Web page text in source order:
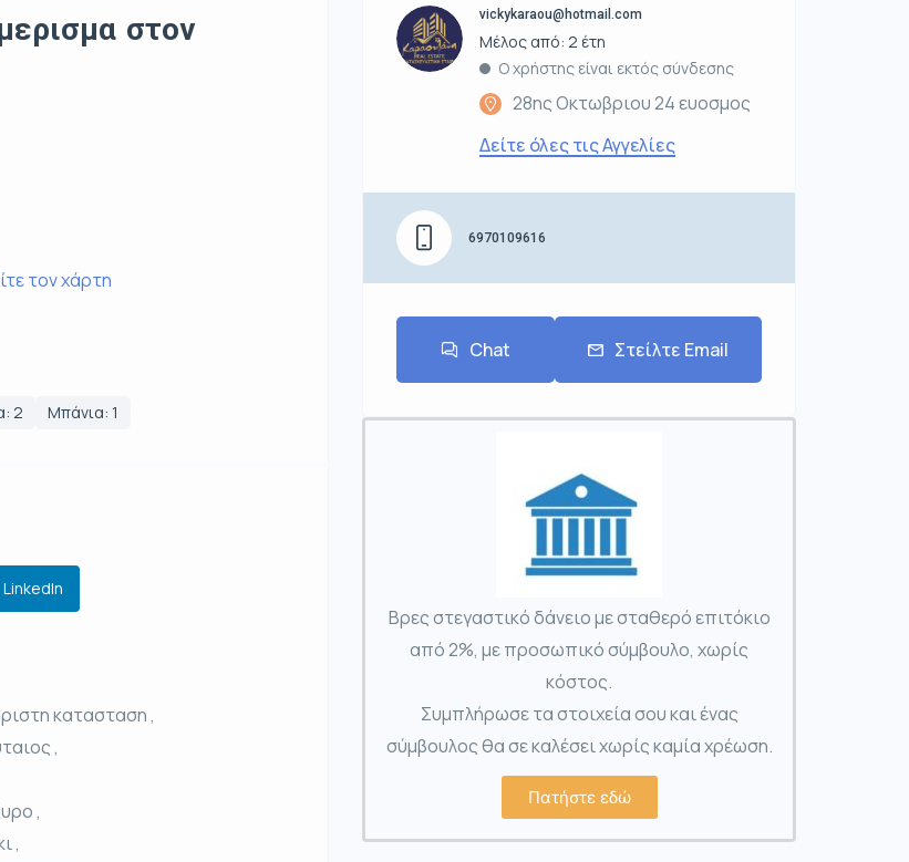
στον
τον χάρτη
2
Μπάνια: 1
LinkedIn
κατασταση ,
,
,
,
vickykaraou@hotmail.com
Μέλος από: 2 έτη
Ο χρήστης είναι εκτός σύνδεσης
28ης Οκτωβριου 24 ευοσμος
Δείτε όλες τις Αγγελίες
6970109616
Chat Στείλτε Email
Βρες στεγαστικό δάνειο με σταθερό επιτόκιο
από 2%, με προσωπικό σύμβουλο, χωρίς
κόστος.
Συμπλήρωσε τα στοιχεία σου και ένας
σύμβουλος θα σε καλέσει χωρίς καμία χρέωση.
Πατήστε εδώ